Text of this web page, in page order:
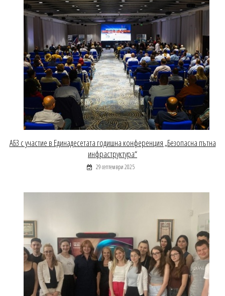
АБЗ с участие в Единадесетата годишна конференция „Безопасна пътна
инфраструктура“
29 септември 2025